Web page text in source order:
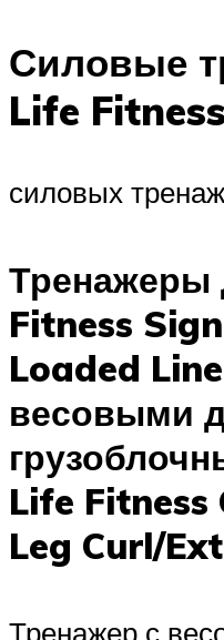
Силовые
Life Fitness
силовых
Тренажеры
Fitness
Loaded
весовыми
Life Fitness
Leg Curl/
Тренажер с